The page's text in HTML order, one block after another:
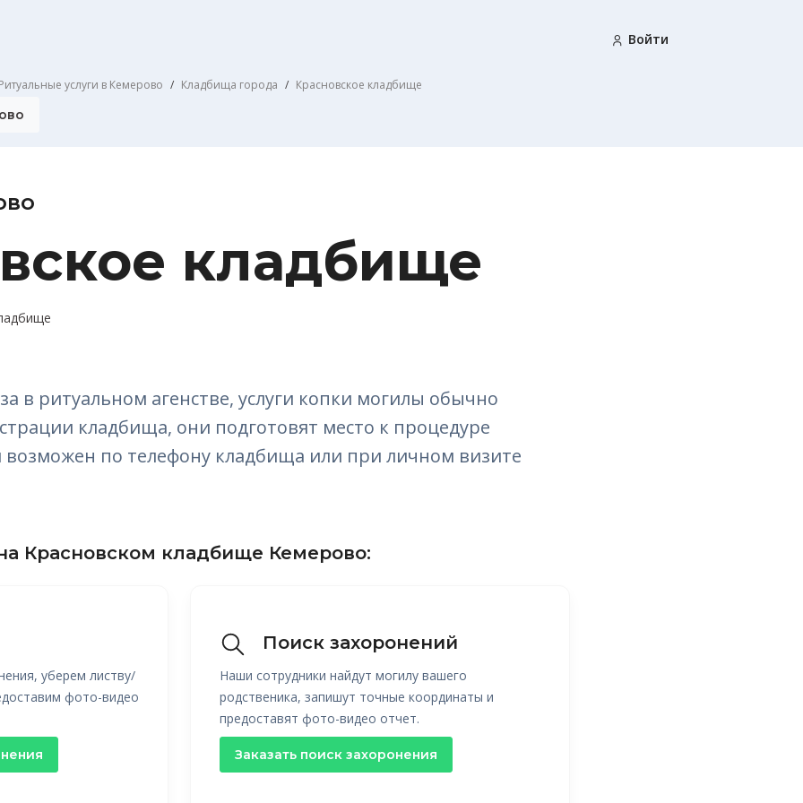
Войти
услуги в Кемерово Кладбища города Красновское кладбище
кладбище
в ритуальном агенстве, услуги копки могилы обычно
кладбища, они подготовят место к процедуре
возможен по телефону кладбища или при личном визите
Красновском кладбище Кемерово:
уберем листву/
фото-видео
Поиск захоронений
Наши сотрудники найдут могилу вашего
родственика, запишут точные координаты и
предоставят фото-видео отчет.
Заказать поиск захоронения